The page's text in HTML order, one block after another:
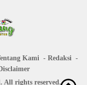
Kami
Redaksi
All rights reserved.